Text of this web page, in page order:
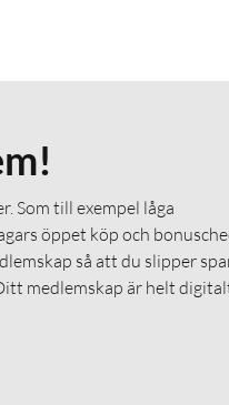
Som till exempel låga
öppet köp och
så att du slipper
medlemskap är helt